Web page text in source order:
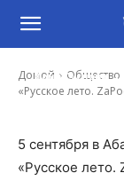
Домой Общество
«Русское лето.
Сергей
«Русское
Иона Суслова -
5 сентября в
«Русское